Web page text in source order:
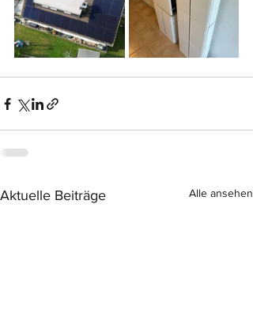
Aktuelle Beiträge Alle ansehen